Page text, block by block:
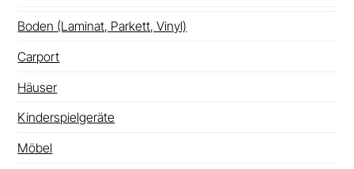
Boden (Laminat, Parkett, Vinyl)
Carport
Häuser
Kinderspielgeräte
Möbel